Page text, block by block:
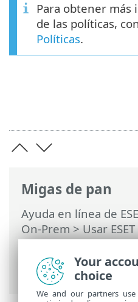
Migas de pan
Ayuda en línea de
On-Prem>Usar
>ESET PROTECT
Políticas>
un grupo
Para obtener más
de las políticas,
Políticas.
Your
choice
We and our partners